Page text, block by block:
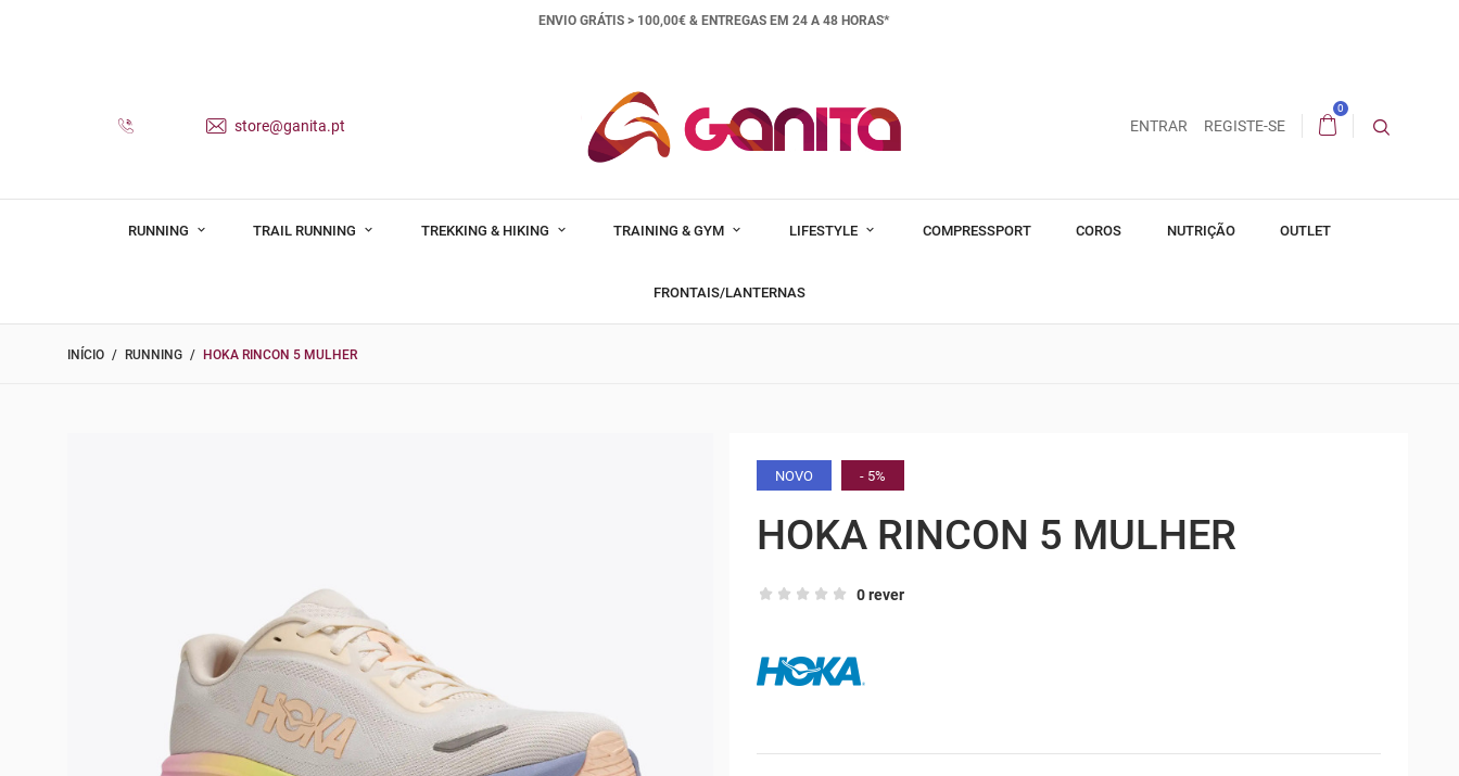
ENVIO GRÁTIS > 100,00€ & ENTREGAS EM 24 A 48 HORAS*
store@ganita.pt ENTRAR REGISTE-SE
0
RUNNING TRAIL RUNNING TREKKING & HIKING TRAINING & GYM LIFESTYLE COMPRESSPORT COROS NUTRIÇÃO OUTLET
FRONTAIS/LANTERNAS
INÍCIO RUNNING HOKA RINCON 5 MULHER
NOVO - 5%
HOKA RINCON 5 MULHER
0 rever